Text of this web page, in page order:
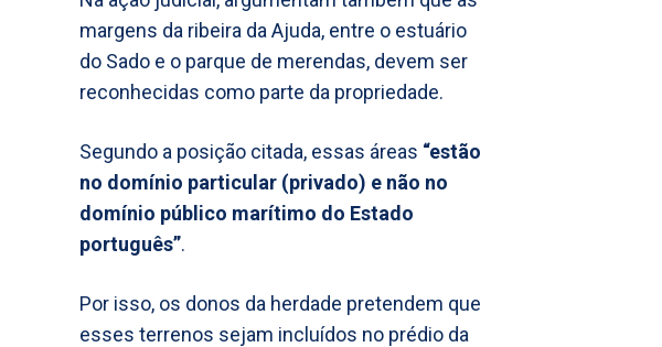
margens da ribeira da Ajuda, entre o estuário
do Sado e o parque de merendas, devem ser
reconhecidas como parte da propriedade.
Segundo a posição citada, essas áreas “estão
no domínio particular (privado) e não no
domínio público marítimo do Estado
português”.
Por isso, os donos da herdade pretendem que
esses terrenos sejam incluídos no prédio da